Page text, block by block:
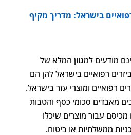
בישראל: מדריך מקיף
מודעים למגוון המלא של
רפואיים בישראל להן הם
רפואיים ומוצרי עזר בישראל.
מאבדים סכומי כסף והטבות
עבור מוצרים שיכלו
ממשלתיות או ביטוח.